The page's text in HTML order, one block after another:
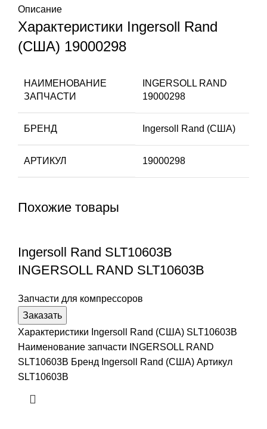
Описание
Характеристики Ingersoll Rand
(США) 19000298
НАИМЕНОВАНИЕ
ЗАПЧАСТИ
INGERSOLL RAND
19000298
БРЕНД Ingersoll Rand (США)
АРТИКУЛ 19000298
Похожие товары
Ingersoll Rand SLT10603B
INGERSOLL RAND SLT10603B
Запчасти для компрессоров
Заказать
Характеристики Ingersoll Rand (США) SLT10603B
Наименование запчасти INGERSOLL RAND
SLT10603B Бренд Ingersoll Rand (США) Артикул
SLT10603B